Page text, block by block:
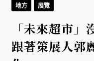
地方 展覽
「未來超市
跟著策展人郭